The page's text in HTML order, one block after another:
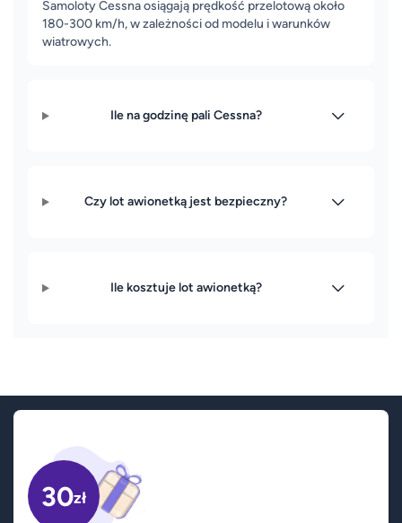
Samoloty Cessna osiągają prędkość przelotową około
180-300 km/h, w zależności od modelu i warunków
wiatrowych.
Ile na godzinę pali Cessna?
Czy lot awionetką jest bezpieczny?
Ile kosztuje lot awionetką?
30zł